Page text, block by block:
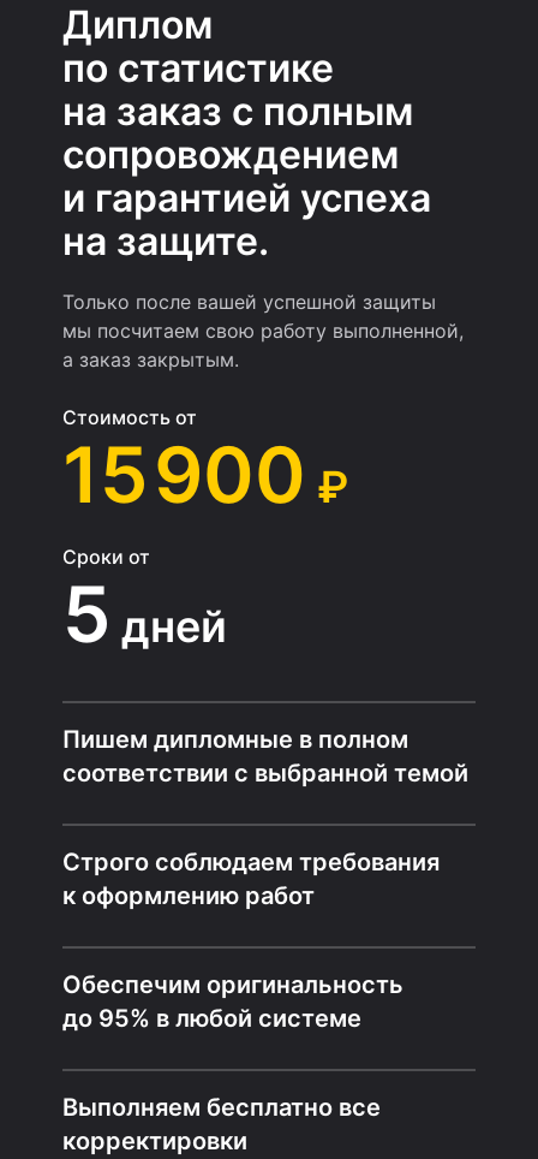
Диплом
по статистике
на заказ с полным
сопровождением
и гарантией успеха
на защите.
Только после вашей успешной защиты
мы посчитаем свою работу выполненной,
а заказ закрытым.
Стоимость от
15 900 ₽
Сроки от
5 дней
Пишем дипломные в полном
соответствии с выбранной темой
Строго соблюдаем требования
к оформлению работ
Обеспечим оригинальность
до 95% в любой системе
Выполняем бесплатно все
корректировки